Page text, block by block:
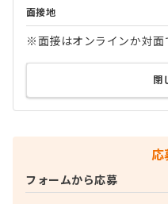
面接地
※面接はオンラインか対面
閉
応
フォームから応募